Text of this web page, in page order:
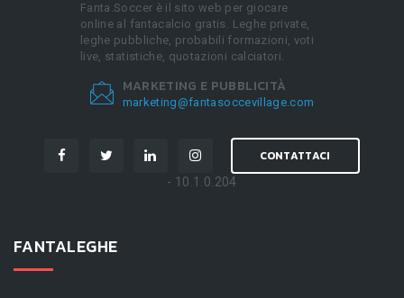
Fanta.Soccer è il sito web per giocare
online al fantacalcio gratis. Leghe private,
leghe pubbliche, probabili formazioni, voti
live, statistiche, quotazioni calciatori.
MARKETING E PUBBLICITÀ
marketing@fantasoccevillage.com
CONTATTACI
- 10.1.0.204
FANTALEGHE